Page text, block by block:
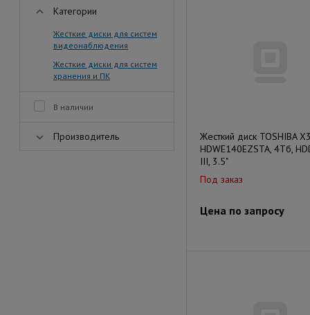
Категории
Жесткие диски для систем
видеонаблюдения
Жесткие диски для систем
хранения и ПК
В наличии
Производитель
Жесткий диск TOSHIBA
HDWE140EZSTA, 4Тб,
III, 3.5"
Под заказ
Цена по запросу